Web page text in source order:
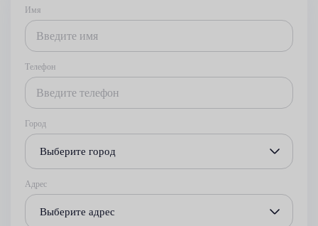
Имя
Телефон
Город
Выберите город
Адрес
Выберите адрес